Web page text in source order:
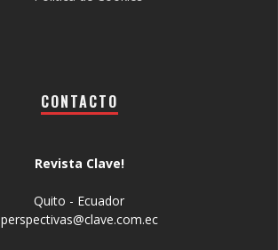
CONTACTO
Revista Clave!
Quito - Ecuador
perspectivas@clave.com.ec